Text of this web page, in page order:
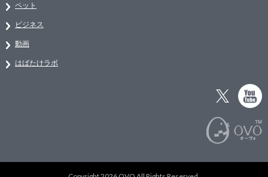
ペット
ビジネス
動画
はばたけラボ